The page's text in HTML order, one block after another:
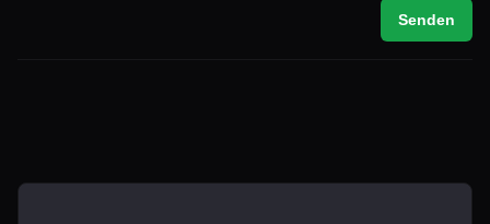
Senden